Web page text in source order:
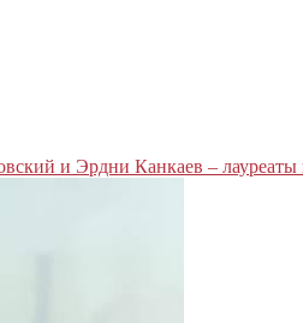
и Эрдни Канкаев –